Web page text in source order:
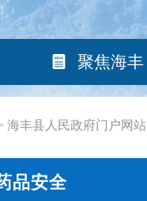
聚焦海丰
海丰县人民政府门户网站
品安全